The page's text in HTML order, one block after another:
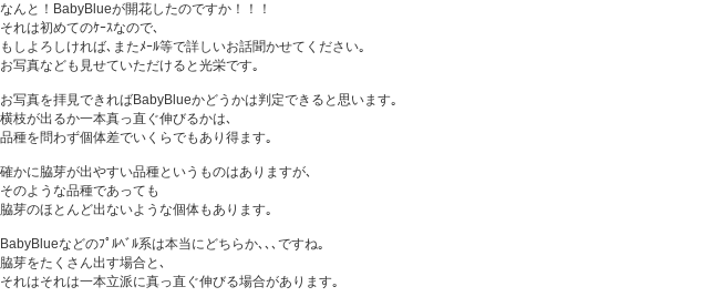
なんと！BabyBlueが開花したのですか！！！
それは初めてのｹｰｽなので､
もしよろしければ､またﾒｰﾙ等で詳しいお話聞かせてください｡
お写真なども見せていただけると光栄です｡
お写真を拝見できればBabyBlueかどうかは判定できると思います｡
横枝が出るか一本真っ直ぐ伸びるかは､
品種を問わず個体差でいくらでもあり得ます｡
確かに脇芽が出やすい品種というものはありますが､
そのような品種であっても
脇芽のほとんど出ないような個体もあります｡
BabyBlueなどのﾌﾟﾙﾍﾞﾙ系は本当にどちらか､､､ですね｡
脇芽をたくさん出す場合と､
それはそれは一本立派に真っ直ぐ伸びる場合があります｡